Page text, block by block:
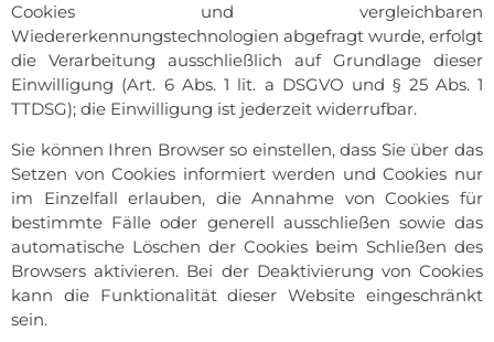
Cookies und vergleichbaren
Wiedererkennungstechnologien abgefragt wurde, erfolgt
die Verarbeitung ausschließlich auf Grundlage dieser
Einwilligung (Art. 6 Abs. 1 lit. a DSGVO und § 25 Abs. 1
TTDSG); die Einwilligung ist jederzeit widerrufbar.
Sie können Ihren Browser so einstellen, dass Sie über das
Setzen von Cookies informiert werden und Cookies nur
im Einzelfall erlauben, die Annahme von Cookies für
bestimmte Fälle oder generell ausschließen sowie das
automatische Löschen der Cookies beim Schließen des
Browsers aktivieren. Bei der Deaktivierung von Cookies
kann die Funktionalität dieser Website eingeschränkt
sein.